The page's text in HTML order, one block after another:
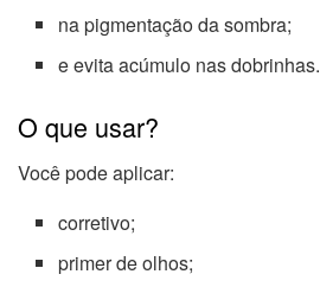
na pigmentação da sombra;
e evita acúmulo nas dobrinhas.
O que usar?
Você pode aplicar:
corretivo;
primer de olhos;